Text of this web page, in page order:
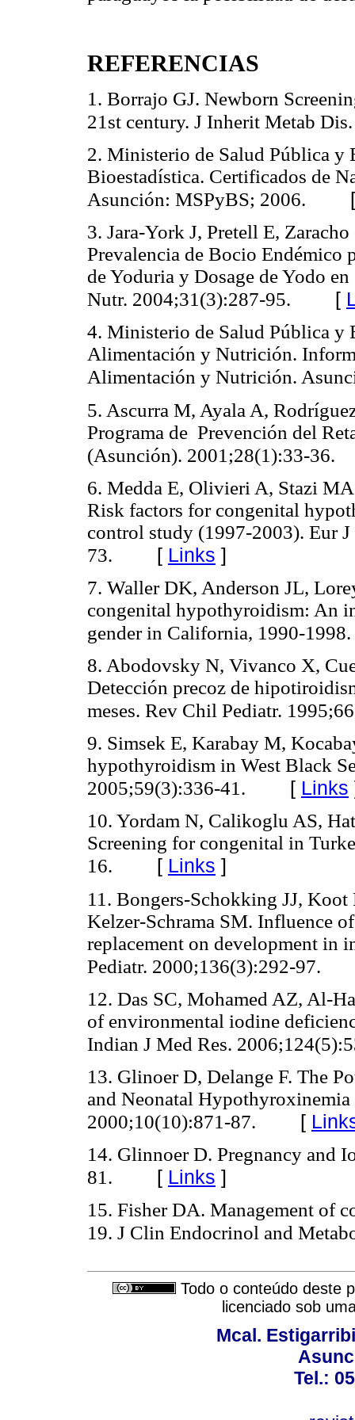
REFERENCIAS
1. Borrajo GJ. Newborn
21st century. J Inherit Metab
2. Ministerio de Salud Pública y
Bioestadística. Certificados de
Asunción: MSPyBS; 2006.
3. Jara-York J, Pretell E,
Prevalencia de Bocio Endémico
de Yoduria y Dosage de Yodo
Nutr. 2004;31(3):287-95. [
4. Ministerio de Salud Pública y
Alimentación y Nutrición.
Alimentación y Nutrición.
5. Ascurra M, Ayala A,
Programa de Prevención del
(Asunción). 2001;28(1):33-36.
6. Medda E, Olivieri A, Stazi
Risk factors for congenital
control study (1997-2003). Eur
73. [ Links ]
7. Waller DK, Anderson JL,
congenital hypothyroidism: An
gender in California, 1990-
8. Abodovsky N, Vivanco X,
Detección precoz de
meses. Rev Chil Pediatr.
9. Simsek E, Karabay M,
hypothyroidism in West Black
2005;59(3):336-41. [ Links
10. Yordam N, Calikoglu AS,
Screening for congenital in
16. [ Links ]
11. Bongers-Schokking JJ,
Kelzer-Schrama SM. Influence
replacement on development in
Pediatr. 2000;136(3):292-97.
12. Das SC, Mohamed AZ, Al-
of environmental iodine
Indian J Med Res.
13. Glinoer D, Delange F. The
and Neonatal
2000;10(10):871-87. [
14. Glinnoer D. Pregnancy and
81. [ Links ]
15. Fisher DA. Management of
19. J Clin Endocrinol and
Todo o conteúdo deste
licenciado sob
Mcal.
Tel.: